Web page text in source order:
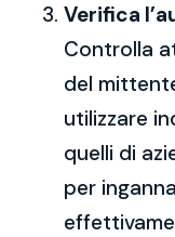
Verifica
Controlla
del
utilizzare
quelli di
per